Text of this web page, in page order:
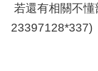
若還有相關不
23397128*337)